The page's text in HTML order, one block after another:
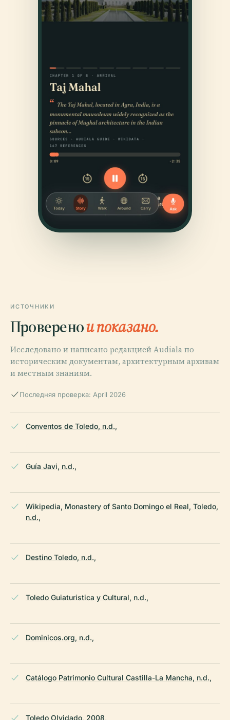
ИСТОЧНИКИ
Проверенои показано.
Исследовано и написано редакцией Audiala по
историческим документам, архитектурным архивам
и местным знаниям.
Последняя проверка: April 2026
Conventos de Toledo, n.d.,
Guía Javi, n.d.,
Wikipedia, Monastery of Santo Domingo el Real, Toledo,
n.d.,
Destino Toledo, n.d.,
Toledo Guiaturistica y Cultural, n.d.,
Dominicos.org, n.d.,
Catálogo Patrimonio Cultural Castilla-La Mancha, n.d.,
Toledo Olvidado, 2008,